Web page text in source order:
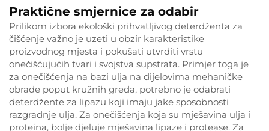
Praktične smjernice za odabir
Prilikom izbora ekološki prihvatljivog deterdženta za
čišćenje važno je uzeti u obzir karakteristike
proizvodnog mjesta i pokušati utvrditi vrstu
onečišćujućih tvari i svojstva supstrata. Primjer toga je
za onečišćenja na bazi ulja na dijelovima mehaničke
obrade poput kružnih greda, potrebno je odabrati
deterdžente za lipazu koji imaju jake sposobnosti
razgradnje ulja. Za onečišćenja koja su mješavina ulja i
proteina, bolje djeluje mješavina lipaze i protease. Za